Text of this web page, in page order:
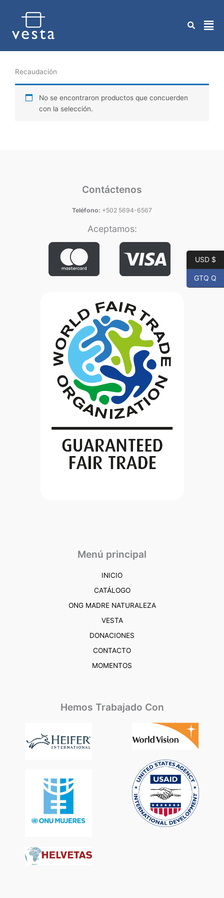
contenido
Recaudación
No se encontraron productos que concuerden
con la selección.
Contáctenos
Teléfono: +502 5694-6567
Aceptamos:
Menú principal
INICIO
CATÁLOGO
ONG MADRE NATURALEZA
VESTA
DONACIONES
CONTACTO
MOMENTOS
Hemos Trabajado Con
USD $
GTQ Q